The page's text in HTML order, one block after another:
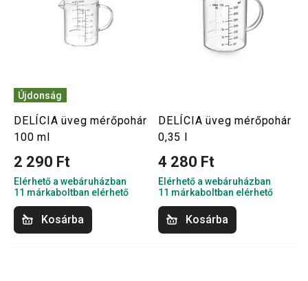
Újdonság
DELÍCIA üveg mérőpohár
100 ml
2 290 Ft
Elérhető a webáruházban
11 márkaboltban elérhető
Kosárba
DELÍCIA üveg mérőpohár
0,35 l
4 280 Ft
Elérhető a webáruházban
11 márkaboltban elérhető
Kosárba